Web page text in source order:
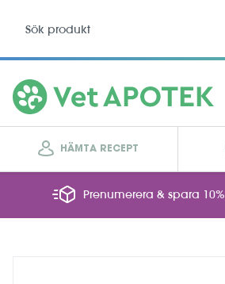
HÄMTA RECEPT
Prenumerera & spara 10%